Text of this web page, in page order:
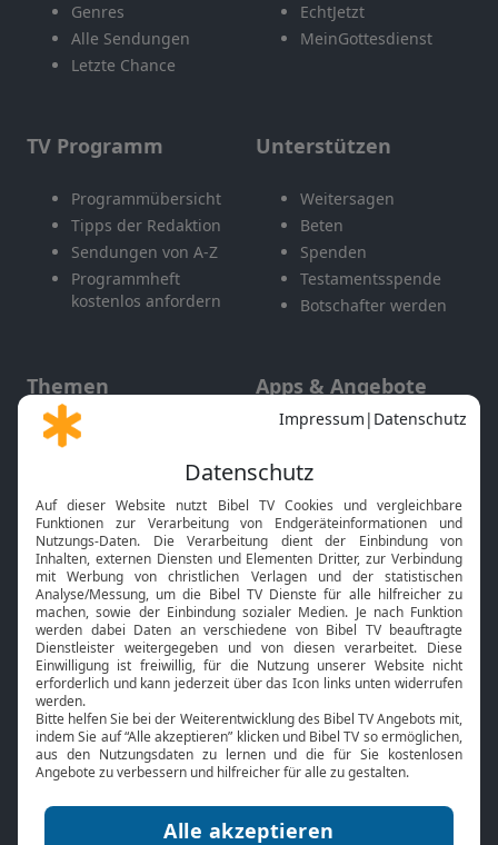
Genres
Alle Sendungen
Letzte Chance
EchtJetzt
MeinGottesdienst
TV Programm
Programmübersicht
Tipps der Redaktion
Sendungen von A-Z
Programmheft
kostenlos anfordern
Unterstützen
Weitersagen
Beten
Spenden
Testamentsspende
Botschafter werden
Themen
Gott und Bibel erklärt
Neuigkeiten
Apps & Angebote
Mobile App
Smart TV
HbbTV
Bibelthek Online-Bibel
Nächster Gottesdienst
Bibel TV
Über uns
Jobs
Mediadaten
Service
Kontakt
TV-Empfang